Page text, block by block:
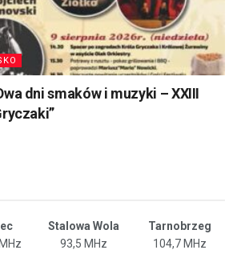
dni smaków i muzyki – XXIII
Stalowa Wola
Tarnobrzeg
93,5 MHz 104,7 MHz